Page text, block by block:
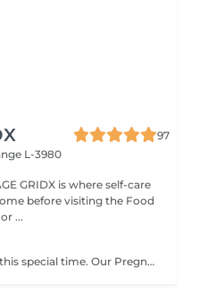
97
L-3980
GRIDX is where self-care
before visiting the Food
...
Nurture your well-being during this special time. Our Pregnancy Massage is a gentle, relaxing treatment designed to reduce muscle tension, improve circulation, and ease discomfort commonly experienced during pregnancy. Soft, flowing techniques and comfortable side-lying positioning provide deep relaxation without placing pressure on the abdomen. Hypoallergenic, unscented oils are used to care for sensitive skin and maintain comfort throughout the session. This massage helps relieve tension in the lower back and shoulders, reduces swelling and heaviness in the legs, improves overall circulation, and promotes a sense of ease and balance in the body. This treatment is performed only with the approval of your doctor.